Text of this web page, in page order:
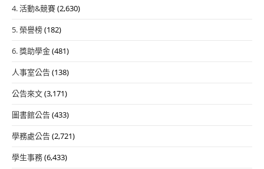
4. 活動&競賽(2,630)
5. 榮譽榜(182)
6. 獎助學金(481)
人事室公告(138)
公告來文(3,171)
圖書館公告(433)
學務處公告(2,721)
學生事務(6,433)